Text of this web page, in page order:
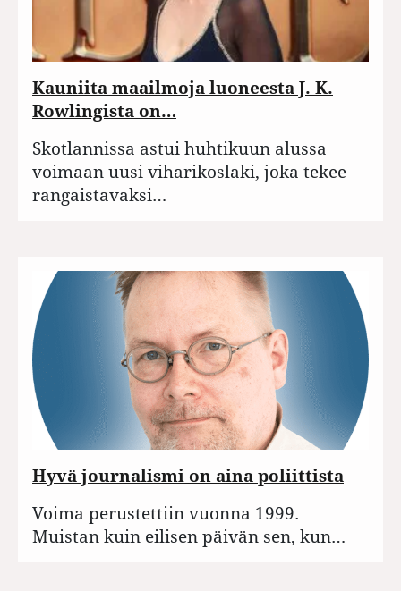
Kauniita maailmoja luoneesta J. K.
Rowlingista on…
Skotlannissa astui huhtikuun alussa
voimaan uusi viharikoslaki, joka tekee
rangaistavaksi…
Hyvä journalismi on aina poliittista
Voima perustettiin vuonna 1999.
Muistan kuin eilisen päivän sen, kun…